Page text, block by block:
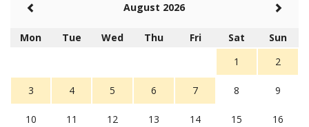
August 2026
Mon Tue Wed Thu Fri Sat
Sun
1
2
3 4 5 6 7 8 9
10 11 12 13 14 15 16